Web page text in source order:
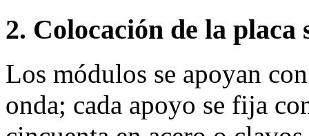
2. Colocación de la placa
Los módulos se apoyan
onda; cada apoyo se fija